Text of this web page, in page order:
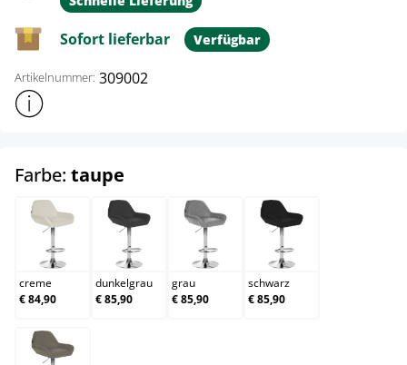
Sofort lieferbar Verfügbar
Artikelnummer: 309002
Weitere Produktinformationen anzeigen
Farbe: taupe
creme
creme
€ 84,90
dunkelgrau
dunkelgrau
€ 85,90
grau
grau
€ 85,90
schwarz
schwarz
€ 85,90